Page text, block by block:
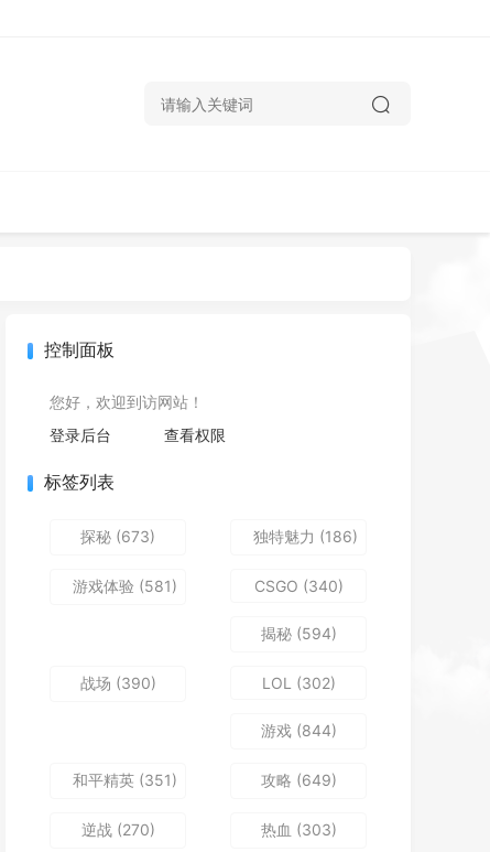
控制面板
您好，欢迎到访网站！
登录后台
查看权限
标签列表
探秘 (673) 独特魅力 (186)
游戏体验 (581) CSGO (340)
揭秘(594)
战场 (390) LOL (302)
游戏(844)
和平精英 (351) 攻略 (649)
逆战(270) 热血 (303)